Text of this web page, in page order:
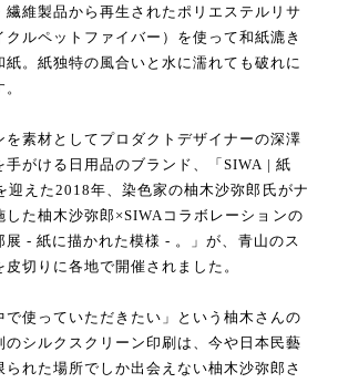
繊維製品から再生されたポリエステルリサ
ルペットファイバー）を使って和紙漉き
。紙独特の風合いと水に濡れても破れに
を素材としてプロダクトデザイナーの深澤
手がける日用品のブランド、「SIWA | 紙
迎えた2018年、染色家の柚木沙弥郎氏がナ
した柚木沙弥郎×SIWAコラボレーションの
展 - 紙に描かれた模様 - 。」が、青山のス
切りに各地で開催されました。
で使っていただきたい」という柚木さんの
のシルクスクリーン印刷は、今や日本民藝
れた場所でしか出会えない柚木沙弥郎さ